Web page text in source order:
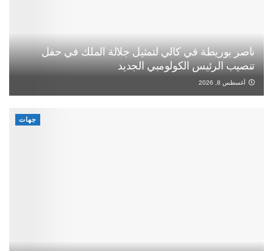
ناصر بوريطة في كالي لتمثيل جلالة الملك في حفل
تنصيب الرئيس الكولومبي الجديد
أغسطس 8, 2026
جهات